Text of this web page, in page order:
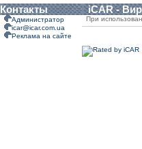
Контакты iCAR -
Администратор
icar@icar.com.ua
Реклама на сайте
При